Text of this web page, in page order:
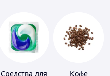
Средства для
Кофе